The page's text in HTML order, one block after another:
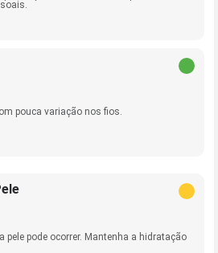
pouca variação nos fios.
pele pode ocorrer. Mantenha a hidratação